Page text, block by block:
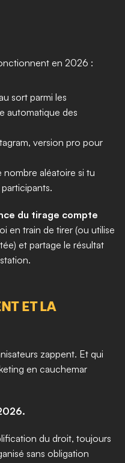
en 2026 :
sort parmi les
automatique des
version pro pour
nombre aléatoire si tu
du tirage compte
en train de tirer (ou utilise
et partage le résultat
ET LA
zappent. Et qui
en cauchemar
du droit, toujours
sans obligation